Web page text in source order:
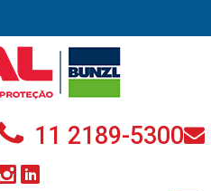
11 2189-5300